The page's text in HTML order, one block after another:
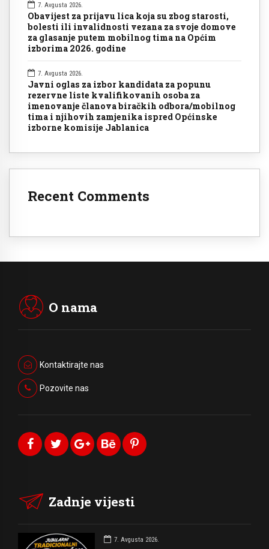
7. Avgusta 2026.
Obavijest za prijavu lica koja su zbog starosti,
bolesti ili invalidnosti vezana za svoje domove
za glasanje putem mobilnog tima na Općim
izborima 2026. godine
7. Avgusta 2026.
Javni oglas za izbor kandidata za popunu
rezervne liste kvalifikovanih osoba za
imenovanje članova biračkih odbora/mobilnog
tima i njihovih zamjenika ispred Općinske
izborne komisije Jablanica
Recent Comments
O nama
Kontaktirajte nas
Pozovite nas
Zadnje vijesti
7. Avgusta 2026.